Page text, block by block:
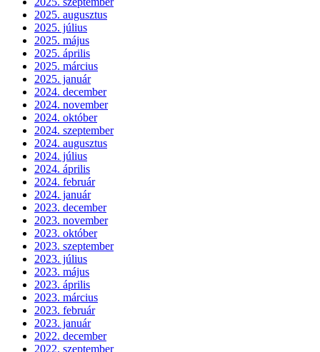
2025. augusztus
2025. július
2025. május
2025. április
2025. március
2025. január
2024. december
2024. november
2024. október
2024. szeptember
2024. augusztus
2024. július
2024. április
2024. február
2024. január
2023. december
2023. november
2023. október
2023. szeptember
2023. július
2023. május
2023. április
2023. március
2023. február
2023. január
2022. december
2022. szeptember